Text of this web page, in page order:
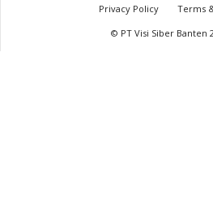
Privacy Policy
Terms
© PT Visi Siber Banten